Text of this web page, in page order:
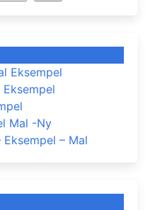
Eksempel
Mal -Ny
– Mal